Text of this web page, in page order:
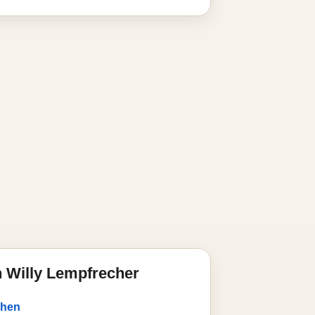
Willy Lempfrecher